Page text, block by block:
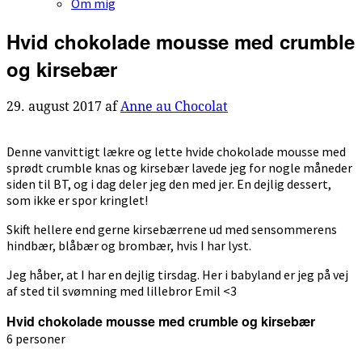
Om mig
Hvid chokolade mousse med crumble
og kirsebær
29. august 2017 afAnne au Chocolat
Denne vanvittigt lækre og lette hvide chokolade mousse med
sprødt crumble knas og kirsebær lavede jeg for nogle måneder
siden til BT, og i dag deler jeg den med jer. En dejlig dessert,
som ikke er spor kringlet!
Skift hellere end gerne kirsebærrene ud med sensommerens
hindbær, blåbær og brombær, hvis I har lyst.
Jeg håber, at I har en dejlig tirsdag. Her i babyland er jeg på vej
af sted til svømning med lillebror Emil <3
Hvid chokolade mousse med crumble og kirsebær
6 personer